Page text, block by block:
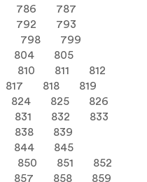
786
787
792
793
798
799
804
805
810 811
812
817 818
819
824 825
826
831 832
833
838
839
844
845
850 851
852
857 858
859